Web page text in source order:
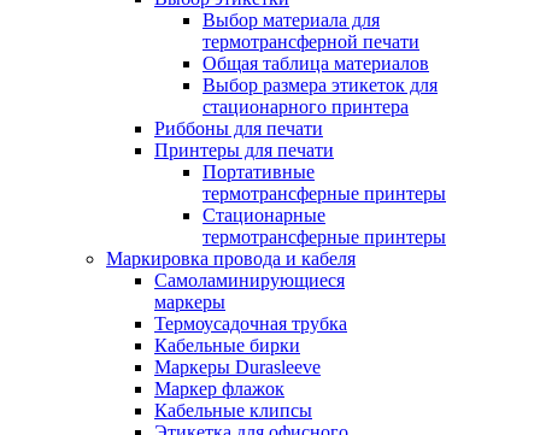
Выбор материала для
термотрансферной печати
Общая таблица материалов
Выбор размера этикеток для
стационарного принтера
Риббоны для печати
Принтеры для печати
Портативные
термотрансферные принтеры
Стационарные
термотрансферные принтеры
Маркировка провода и кабеля
Самоламинирующиеся
маркеры
Термоусадочная трубка
Кабельные бирки
Маркеры Durasleeve
Маркер флажок
Кабельные клипсы